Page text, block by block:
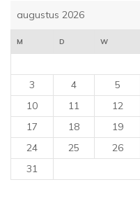
augustus 2026
M D W
3
4 5
10
11 12
17
18 19
24
25 26
31